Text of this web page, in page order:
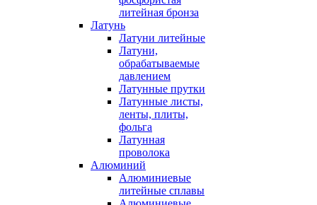
литейная бронза
Латунь
Латуни литейные
Латуни,
обрабатываемые
давлением
Латунные прутки
Латунные листы,
ленты, плиты,
фольга
Латунная
проволока
Алюминий
Алюминиевые
литейные сплавы